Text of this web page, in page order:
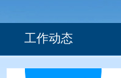
工作动态
组织机构